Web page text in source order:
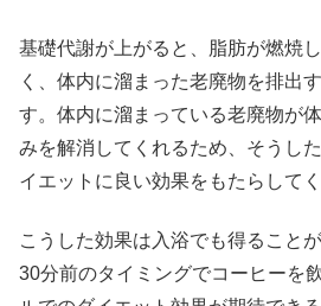
基礎代謝が上がると、脂肪が燃焼
く、体内に溜まった老廃物を排出
す。体内に溜まっている老廃物が
みを解消してくれるため、そうし
イエットに良い効果をもたらしてく
こうした効果は入浴でも得ること
30分前のタイミングでコーヒーを